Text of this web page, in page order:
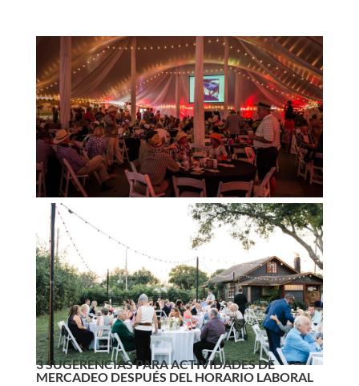
3 SUGERENCIAS PARA ACTIVIDADES DE
MERCADEO DESPUÉS DEL HORARIO LABORAL